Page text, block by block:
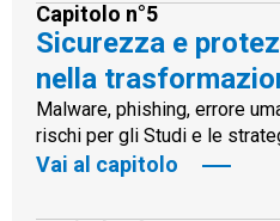
Capitolo n°5
Sicurezza e
nella
Malware, phishing, errore
rischi per gli Studi e le
Vai al capitolo